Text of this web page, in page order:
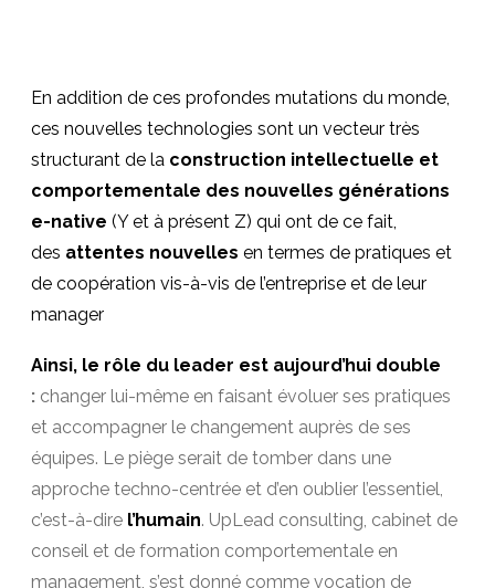
En addition de ces profondes mutations du monde,
ces nouvelles technologies sont un vecteur très
structurant de la construction intellectuelle et
comportementale des nouvelles générations
e-native (Y et à présent Z) qui ont de ce fait,
des attentes nouvelles en termes de pratiques et
de coopération vis-à-vis de l’entreprise et de leur
manager
Ainsi, le rôle du leader est aujourd’hui double
: changer lui-même en faisant évoluer ses pratiques
et accompagner le changement auprès de ses
équipes. Le piège serait de tomber dans une
approche techno-centrée et d’en oublier l’essentiel,
c’est-à-dire l’humain. UpLead consulting, cabinet de
conseil et de formation comportementale en
management, s’est donné comme vocation de